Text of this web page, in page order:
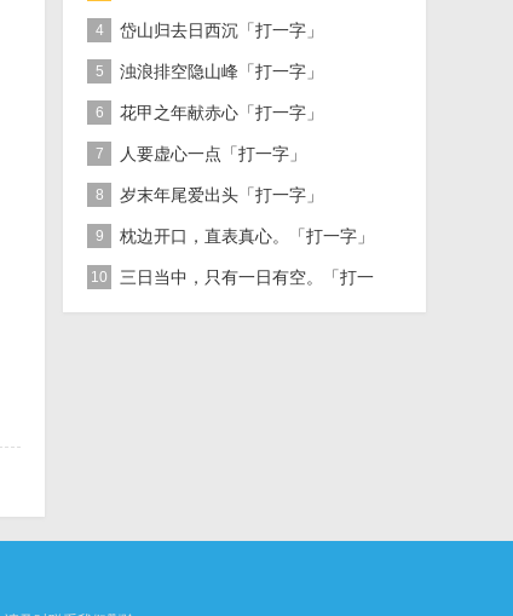
4 岱山归去日西沉「打一字」
5 浊浪排空隐山峰「打一字」
6 花甲之年献赤心「打一字」
7 人要虚心一点「打一字」
8 岁末年尾爱出头「打一字」
9 枕边开口，直表真心。「打一字」
10 三日当中，只有一日有空。「打一
字」